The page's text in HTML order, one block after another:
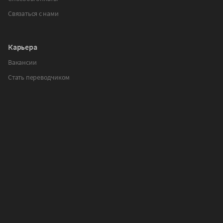
Связаться с нами
Карьера
Вакансии
Стать переводчиком